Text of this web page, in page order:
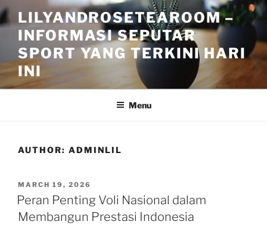
Skip
to
content
LILYANDROSETEAROOM –
INFORMASI SEPUTAR
SPORT YANG TERKINI HARI
INI
Menu
AUTHOR: ADMINLIL
POSTED
ON
MARCH 19, 2026
Peran Penting Voli Nasional dalam
Membangun Prestasi Indonesia